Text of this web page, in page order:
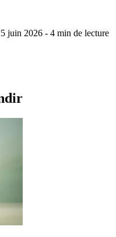
juin 2026 - 4 min de lecture